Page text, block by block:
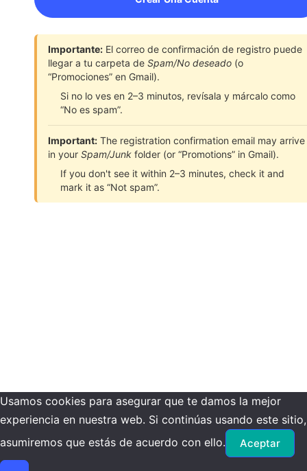
Importante:El correo de confirmación de registro puede
llegar a tu carpeta de Spam/No deseado(o
“Promociones” en Gmail).
Si no lo ves en 2–3 minutos, revísala y márcalo como
“No es spam”.
Important:The registration confirmation email may arrive
in your Spam/Junkfolder (or “Promotions” in Gmail).
If you don't see it within 2–3 minutes, check it and
mark it as “Not spam”.
Usamos cookies para asegurar que te damos la mejor
experiencia en nuestra web. Si continúas usando este sitio,
asumiremos que estás de acuerdo con ello.
Aceptar